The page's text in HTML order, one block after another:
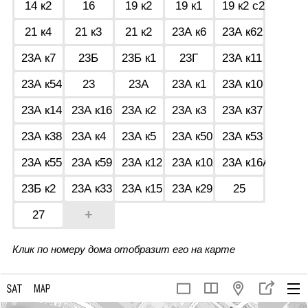
14 к2 16 19 к2 19 к1
19 к2 с2
21 к4
21 к3 21 к2 23А к6
23А к62
23А к7
23Б 23Б к1 23Г
23А к11
23А к54
23 23А 23А к1
23А к10
23А к14
23А к16 23А к2 23А к3
23А к37
23А к38
23А к4 23А к5 23А к50
23А к53
23А к55
23А к59 23А к12 23А к10А
23А к16А
23Б к2
23А к33 23А к15 23А к29
25
27
+
Клик по номеру дома отобразит его на карте